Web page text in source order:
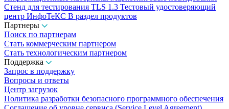
Стенд для тестирования TLS 1.3 Тестовый удостоверяющий
центр ИнфоТеКС В раздел продуктов
Партнеры
Поиск по партнерам
Стать коммерческим партнером
Стать технологическим партнером
Поддержка
Запрос в поддержку
Вопросы и ответы
Центр загрузок
Политика разработки безопасного программного обеспечения